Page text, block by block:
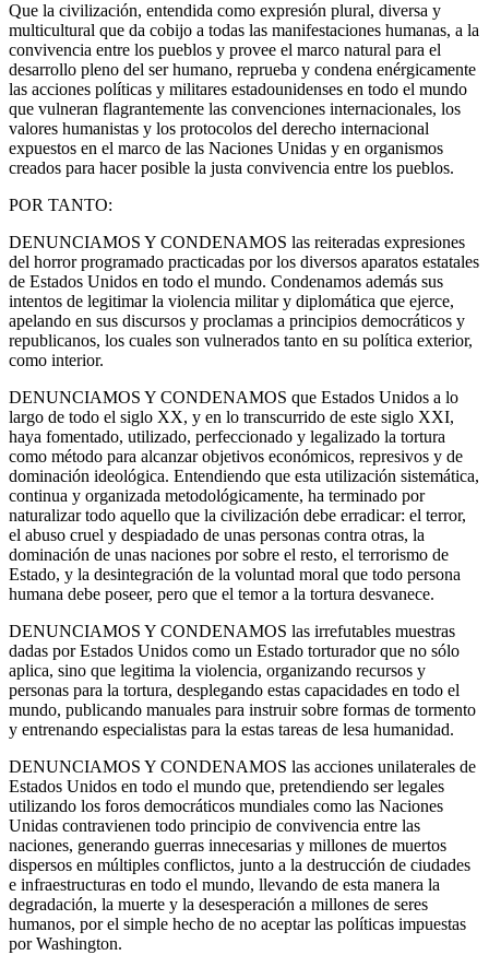
Que la civilización, entendida como expresión plural, diversa y
multicultural que da cobijo a todas las manifestaciones humanas, a la
convivencia entre los pueblos y provee el marco natural para el
desarrollo pleno del ser humano, reprueba y condena enérgicamente
las acciones políticas y militares estadounidenses en todo el mundo
que vulneran flagrantemente las convenciones internacionales, los
valores humanistas y los protocolos del derecho internacional
expuestos en el marco de las Naciones Unidas y en organismos
creados para hacer posible la justa convivencia entre los pueblos.
POR TANTO:
DENUNCIAMOS Y CONDENAMOS las reiteradas expresiones
del horror programado practicadas por los diversos aparatos estatales
de Estados Unidos en todo el mundo. Condenamos además sus
intentos de legitimar la violencia militar y diplomática que ejerce,
apelando en sus discursos y proclamas a principios democráticos y
republicanos, los cuales son vulnerados tanto en su política exterior,
como interior.
DENUNCIAMOS Y CONDENAMOS que Estados Unidos a lo
largo de todo el siglo XX, y en lo transcurrido de este siglo XXI,
haya fomentado, utilizado, perfeccionado y legalizado la tortura
como método para alcanzar objetivos económicos, represivos y de
dominación ideológica. Entendiendo que esta utilización sistemática,
continua y organizada metodológicamente, ha terminado por
naturalizar todo aquello que la civilización debe erradicar: el terror,
el abuso cruel y despiadado de unas personas contra otras, la
dominación de unas naciones por sobre el resto, el terrorismo de
Estado, y la desintegración de la voluntad moral que todo persona
humana debe poseer, pero que el temor a la tortura desvanece.
DENUNCIAMOS Y CONDENAMOS las irrefutables muestras
dadas por Estados Unidos como un Estado torturador que no sólo
aplica, sino que legitima la violencia, organizando recursos y
personas para la tortura, desplegando estas capacidades en todo el
mundo, publicando manuales para instruir sobre formas de tormento
y entrenando especialistas para la estas tareas de lesa humanidad.
DENUNCIAMOS Y CONDENAMOS las acciones unilaterales de
Estados Unidos en todo el mundo que, pretendiendo ser legales
utilizando los foros democráticos mundiales como las Naciones
Unidas contravienen todo principio de convivencia entre las
naciones, generando guerras innecesarias y millones de muertos
dispersos en múltiples conflictos, junto a la destrucción de ciudades
e infraestructuras en todo el mundo, llevando de esta manera la
degradación, la muerte y la desesperación a millones de seres
humanos, por el simple hecho de no aceptar las políticas impuestas
por Washington.